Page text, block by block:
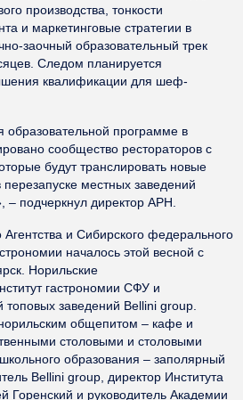
производства, тонкости
и маркетинговые стратегии в
заочный образовательный трек
Следом планируется
квалификации для шеф-
программе в
сообщество рестораторов с
будут транслировать новые
перезапуске местных заведений
– подчеркнул директор АРН.
Агентства и Сибирского федерального
началось этой весной с
Норильские
гастрономии СФУ и
топовых заведений Bellini group.
общепитом – кафе и
столовыми и столовыми
образования – заполярный
Bellini group, директор Института
Горенский и руководитель Академии